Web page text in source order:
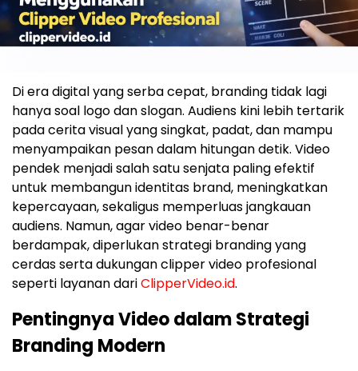
Di era digital yang serba cepat, branding tidak lagi
hanya soal logo dan slogan. Audiens kini lebih tertarik
pada cerita visual yang singkat, padat, dan mampu
menyampaikan pesan dalam hitungan detik. Video
pendek menjadi salah satu senjata paling efektif
untuk membangun identitas brand, meningkatkan
kepercayaan, sekaligus memperluas jangkauan
audiens. Namun, agar video benar-benar
berdampak, diperlukan strategi branding yang
cerdas serta dukungan clipper video profesional
seperti layanan dariClipperVideo.id.
Pentingnya Video dalam Strategi
Branding Modern